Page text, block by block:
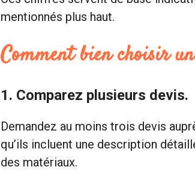
mentionnés plus haut.
Comment bien choisir
1. Comparez plusieurs devis.
Demandez au moins trois devis
qu’ils incluent une description
des matériaux.